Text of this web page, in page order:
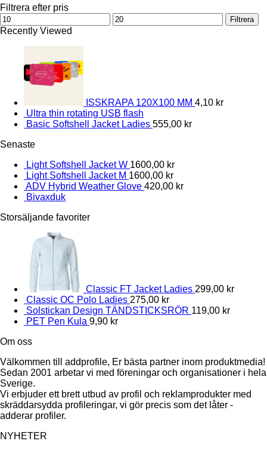
Filtrera efter pris
Min
pris
Max
pris
Filtrera
Recently Viewed
ISSKRAPA 120X100 MM 4,10 kr
Ultra thin rotating USB flash
Basic Softshell Jacket Ladies 555,00 kr
Senaste
Light Softshell Jacket W 1600,00 kr
Light Softshell Jacket M 1600,00 kr
ADV Hybrid Weather Glove 420,00 kr
Bivaxduk
Storsäljande favoriter
Classic FT Jacket Ladies 299,00 kr
Classic OC Polo Ladies 275,00 kr
Solstickan Design TÄNDSTICKSRÖR 119,00 kr
PET Pen Kula 9,90 kr
Om oss
Välkommen till addprofile, Er bästa partner inom produktmedia!
Sedan 2001 arbetar vi med föreningar och organisationer i hela
Sverige.
Vi erbjuder ett brett utbud av profil och reklamprodukter med
skräddarsydda profileringar, vi gör precis som det låter -
adderar profiler.
NYHETER